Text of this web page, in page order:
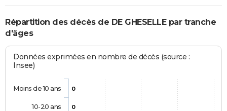
Répartition des décès de DE GHESELLE par tranche
d'âges
Données exprimées en nombre de décès (source :
Insee)
0
0
Moins de 10 ans
10-20 ans